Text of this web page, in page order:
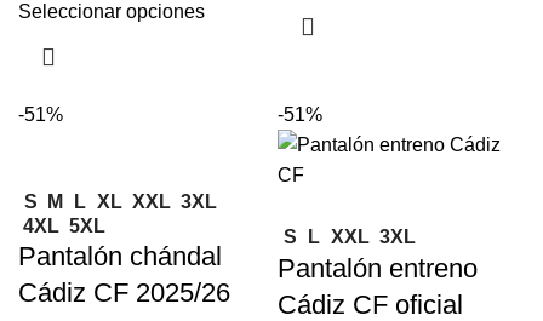
Seleccionar opciones
-51%
S M L XL XXL 3XL
4XL 5XL
Pantalón chándal
Cádiz CF 2025/26
-51%
S L XXL 3XL
Pantalón entreno
Cádiz CF oficial